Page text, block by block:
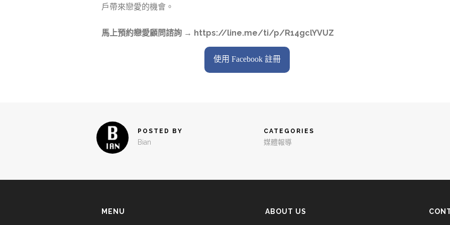
戶帶來戀愛的機會。
馬上預約戀愛顧問諮詢 → https://line.me/ti/p/R14gclYVUZ
使用 Facebook 註冊
POSTED BY
Bian
CATEGORIES
媒體報導
MENU ABOUT US